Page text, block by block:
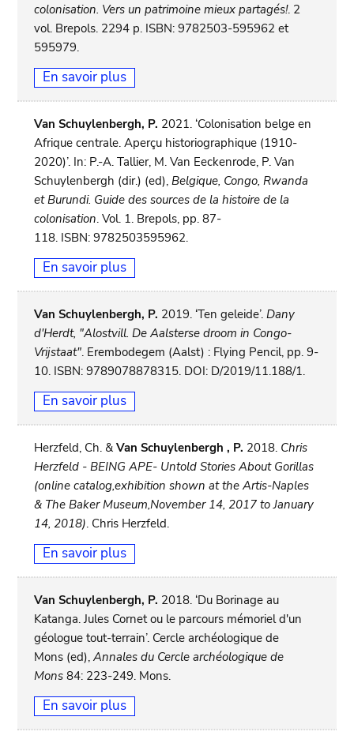
colonisation. Vers un patrimoine mieux partagés!. 2
vol. Brepols. 2294 p. ISBN: 9782503-595962 et
595979.
En savoir plus
Van Schuylenbergh, P. 2021. ‘Colonisation belge en
Afrique centrale. Aperçu historiographique (1910-
2020)’. In: P.-A. Tallier, M. Van Eeckenrode, P. Van
Schuylenbergh (dir.) (ed),Belgique, Congo, Rwanda
et Burundi. Guide des sources de la histoire de la
colonisation. Vol. 1. Brepols, pp. 87-
118. ISBN: 9782503595962.
En savoir plus
Van Schuylenbergh, P. 2019. ‘Ten geleide’.Dany
d'Herdt, "Alostvill. De Aalsterse droom in Congo-
Vrijstaat". Erembodegem (Aalst) : Flying Pencil, pp. 9-
10. ISBN: 9789078878315. DOI: D/2019/11.188/1.
En savoir plus
Herzfeld, Ch. &Van Schuylenbergh , P. 2018. Chris
Herzfeld - BEING APE- Untold Stories About Gorillas
(online catalog,exhibition shown at the Artis-Naples
& The Baker Museum,November 14, 2017 to January
14, 2018). Chris Herzfeld.
En savoir plus
Van Schuylenbergh, P. 2018. ‘Du Borinage au
Katanga. Jules Cornet ou le parcours mémoriel d'un
géologue tout-terrain’. Cercle archéologique de
Mons (ed),Annales du Cercle archéologique de
Mons 84: 223-249. Mons.
En savoir plus